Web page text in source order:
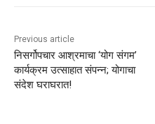
Previous article
निसर्गोपचार आश्रमाचा ‘योग संगम’
कार्यक्रम उत्साहात संपन्न; योगाचा
संदेश घराघरात!